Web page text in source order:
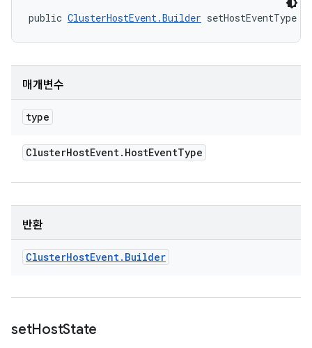
public ClusterHostEvent.Builder setHostEventType (
매개변수
type
ClusterHostEvent. HostEventType
반환
ClusterHostEvent. Builder
setHostState